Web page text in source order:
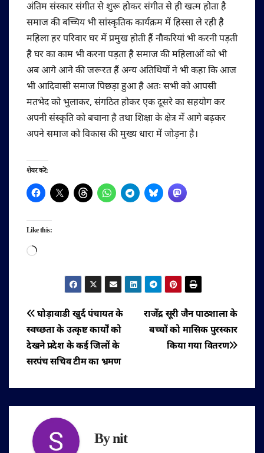
अंतिम संस्कार संगीत से शुरू होकर संगीत से ही खत्म होता है
समाज की बच्चिय भी सांस्कृतिक कार्यक्रम में हिस्सा ले रही है
महिला हर परिवार घर में प्रमुख होती हैं नौकरियां भी करनी पड़ती
है घर का काम भी करना पड़ता है समाज की महिलाओं को भी
अब आगे आने की जरूरत हैं अन्य अतिथियों ने भी कहा कि आज
भी आदिवासी समाज पिछड़ा हुआ है अतः सभी को आपसी
मतभेद को भुलाकर, संगठित होकर एक दूसरे का सहयोग कर
अपनी संस्कृति को बचाना है तथा शिक्षा के क्षेत्र में आगे बढ़कर
अपने समाज को विकास की मुख्य धारा में जोड़ना है।
शेयर करें:
Like this:
Loading…
पोस्ट
नेविगेशन
राजेंद्र सूरी जैन पाठशाला के
बच्चों को मासिक पुरस्कार
किया गया वितरण
घोड़ावाडी खुर्द पंचायत के
स्वच्छता के उत्कृष्ट कार्यों को
देखने प्रदेश के कई जिलों के
सरपंच सचिव टीम का भ्रमण
Bynit